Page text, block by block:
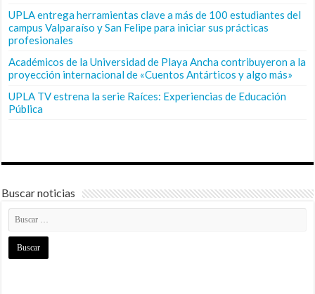
UPLA entrega herramientas clave a más de 100 estudiantes del
campus Valparaíso y San Felipe para iniciar sus prácticas
profesionales
Académicos de la Universidad de Playa Ancha contribuyeron a la
proyección internacional de «Cuentos Antárticos y algo más»
UPLA TV estrena la serie Raíces: Experiencias de Educación
Pública
Buscar noticias